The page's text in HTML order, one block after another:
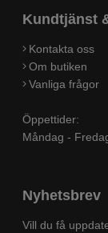
Kundtjänst
Kontakta oss
Om butiken
Vanliga frågor
Öppettider:
Måndag -
Nyhetsbrev
Vill du få